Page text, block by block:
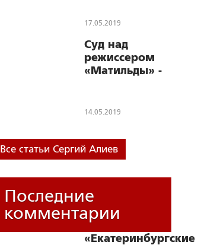
17.05.2019
Суд над
режиссером
«Матильды» -
14.05.2019
Все статьи Сергий Алиев
Последние
комментарии
«Екатеринбургские